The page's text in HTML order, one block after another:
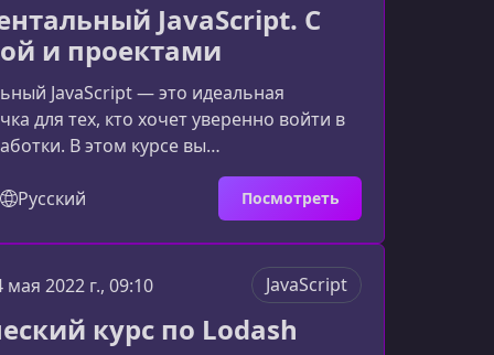
JavaScript. С
и проектами
JavaScript — это идеальная
для тех, кто хочет уверенно войти в
В этом курсе вы
освоите современные возможности
с ключевыми концепциями и
практикой — от простых задач до
которые помогут вам быстро
к реальным навыкам.Почему этот
старт для изучения JavaScriptКурс
разработчико
Русский Посмотреть
мая 2022 г., 09:10 JavaScript
курс по Lodash